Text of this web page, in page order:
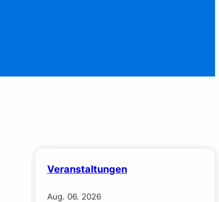
Veranstaltungen
Aug. 06. 2026